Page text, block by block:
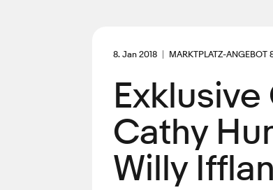
8. Jan 2018 MARKTPLATZ-ANGEBOT
Cathy
Willy